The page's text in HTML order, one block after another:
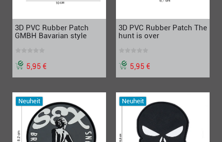
3D PVC Rubber Patch
GMBH Bavarian style
5,95 €
3D PVC Rubber Patch The
hunt is over
5,95 €
Neuheit Neuheit